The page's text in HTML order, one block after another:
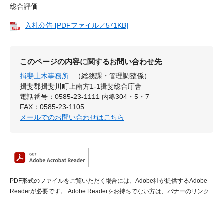
総合評価
入札公告 [PDFファイル／571KB]
このページの内容に関するお問い合わせ先
揖斐土木事務所
（総務課・管理調整係）
揖斐郡揖斐川町上南方1-1揖斐総合庁舎
電話番号：0585-23-1111 内線304・5・7
FAX：0585-23-1105
メールでのお問い合わせはこちら
PDF形式のファイルをご覧いただく場合には、Adobe社が提供するAdobe
Readerが必要です。
Adobe Readerをお持ちでない方は、バナーのリンク